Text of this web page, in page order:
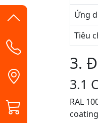
Ứng
Tiêu
3.
3.1
RAL